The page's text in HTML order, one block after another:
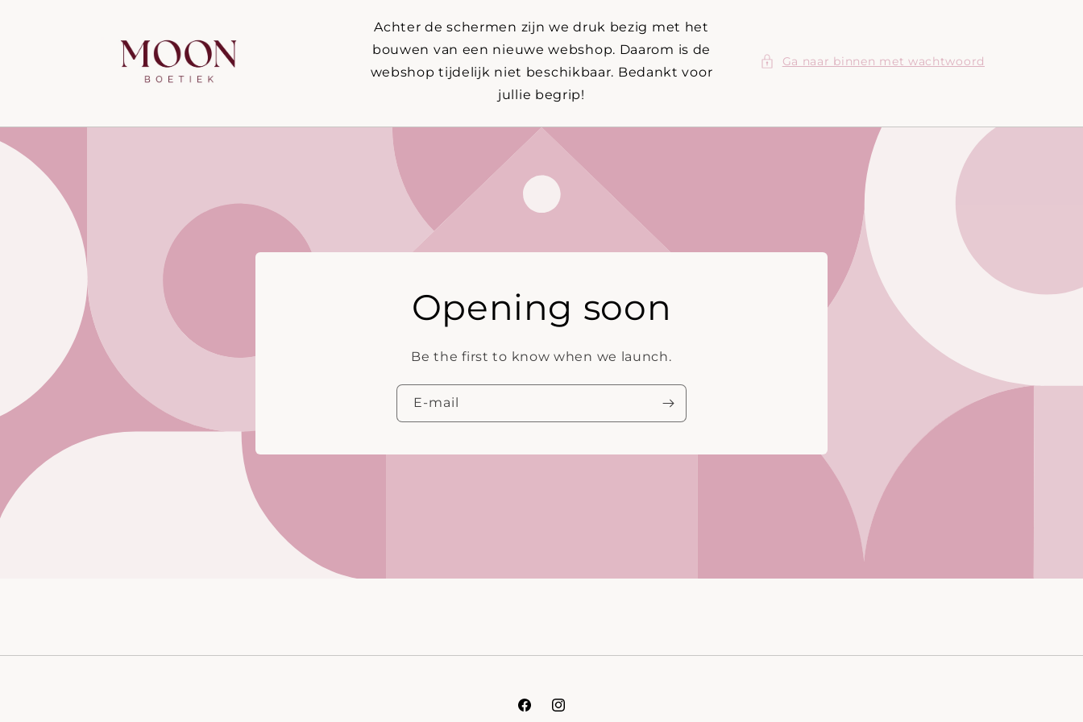
Achter de schermen zijn we druk bezig met het
bouwen van een nieuwe webshop. Daarom is de
webshop tijdelijk niet beschikbaar. Bedankt voor
jullie begrip!
Ga naar binnen met wachtwoord
Opening soon
Be the first to know when we launch.
E‑mail
FacebookInstagram